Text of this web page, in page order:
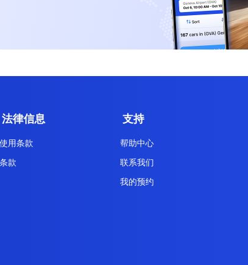
法律信息
使用条款
条款
支持
帮助中心
联系我们
我的预约